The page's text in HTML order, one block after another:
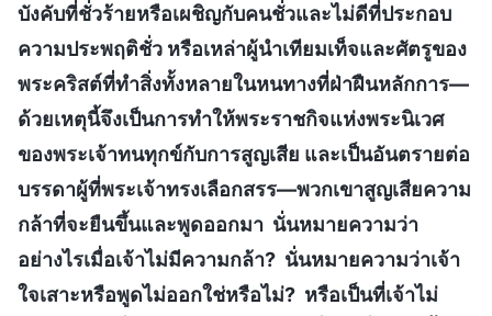
บังคับที่ชั่วร้ายหรือเผชิญกับคนชั่วและไม่ดีที่ประกอบ
ความประพฤติชั่ว หรือเหล่าผู้นำเทียมเท็จและศัตรูของ
พระคริสต์ที่ทำสิ่งทั้งหลายในหนทางที่ฝ่าฝืนหลักการ—
ด้วยเหตุนี้จึงเป็นการทำให้พระราชกิจแห่งพระนิเวศ
ของพระเจ้าทนทุกข์กับการสูญเสีย และเป็นอันตรายต่อ
บรรดาผู้ที่พระเจ้าทรงเลือกสรร—พวกเขาสูญเสียความ
กล้าที่จะยืนขึ้นและพูดออกมา นั่นหมายความว่า
อย่างไรเมื่อเจ้าไม่มีความกล้า? นั่นหมายความว่าเจ้า
ใจเสาะหรือพูดไม่ออกใช่หรือไม่? หรือเป็นที่เจ้าไม่